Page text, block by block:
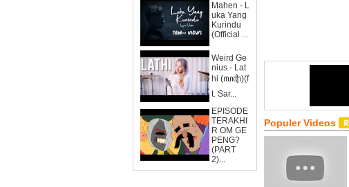
Mahen - L
uka Yang
Kurindu
(Official ...
Weird Ge
nius - Lat
hi (ꦭꦛꦶ)(f
t. Sar...
EPISODE
TERAKHI
R OM GE
PENG?
(PART
2)...
Populer Videos